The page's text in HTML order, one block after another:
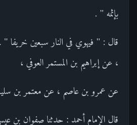
بإثمه " .
قال : " فيهوي في النار سبعين خريفا "
، عن إبراهيم بن المستمر العوفي ،
عن عمرو بن عاصم ، عن معتمر بن
قال الإمام أحمد : حدثنا صفوان بن